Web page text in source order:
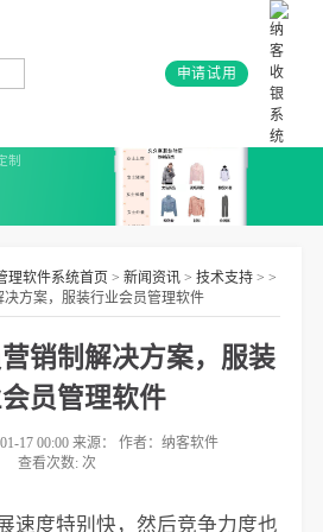
申请试用
制
理软件系统首页> 新闻资讯> 技术支持> >
决方案，服装行业会员管理软件
销制解决方案，服装
员管理软件
17 00:00 来源： 作者：纳客软件
查看次数: 次
速度特别快，然后竞争力度也